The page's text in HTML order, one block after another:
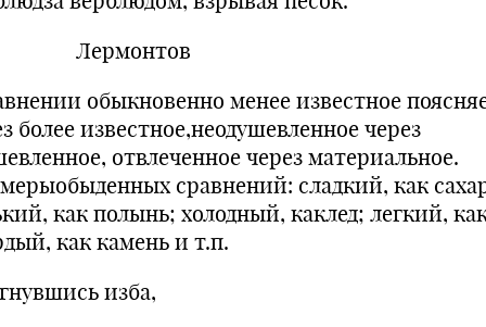
обыкновенно менее известное
более известное,неодушевленное через
отвлеченное через материальное.
сравнений: сладкий, как
как полынь; холодный, каклед; легкий,
как камень и т.п.
изба,